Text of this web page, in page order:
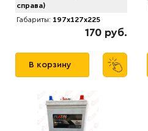
справа)
Габариты: 197x127x225
170 руб.
В корзину